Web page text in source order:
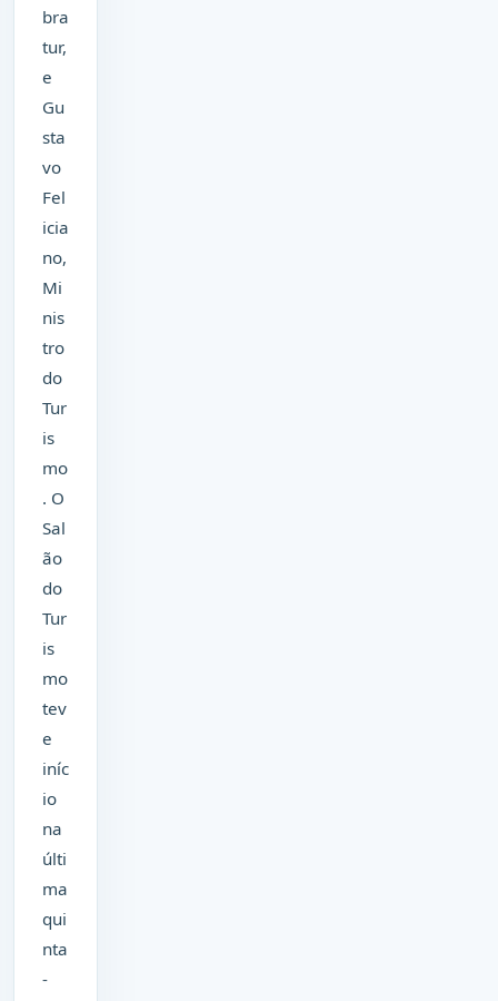
bra
tur,
e
Gu
sta
vo
Fel
icia
no,
Mi
nis
tro
do
Tur
is
mo
. O
Sal
ão
do
Tur
is
mo
tev
e
iníc
io
na
últi
ma
qui
nta
-